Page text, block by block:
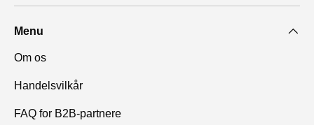
Menu
Om os
Handelsvilkår
FAQ for B2B-partnere